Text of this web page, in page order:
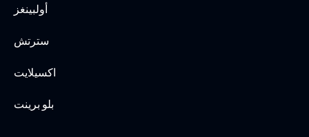
أولبينغز
سترتش
اكسيلايت
بلو برينت